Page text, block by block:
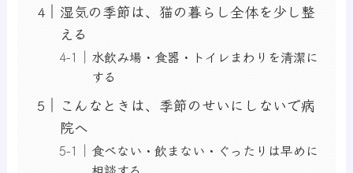
湿気の季節は、猫の暮らし全体を少し整
える
水飲み場・食器・トイレまわりを清潔に
する
こんなときは、季節のせいにしないで病
院へ
食べない・飲まない・ぐったりは早めに